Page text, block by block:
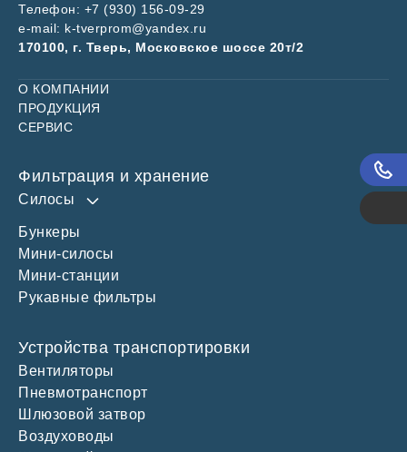
Телефон: +7 (930) 156-09-29
e-mail: k-tverprom@yandex.ru
170100, г. Тверь, Московское шоссе 20т/2
О КОМПАНИИ
ПРОДУКЦИЯ
СЕРВИС
Фильтрация и хранение
Силосы
Силос 60 м3
Силос 100 м3
Силос 150 м3
Бункеры
Мини-силосы
Мини-станции
Рукавные фильтры
Устройства транспортировки
Вентиляторы
Пневмотранспорт
Шлюзовой затвор
Воздуховоды